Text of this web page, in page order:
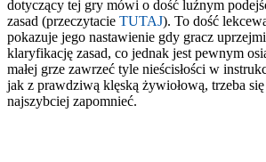
dotyczący tej gry mówi o dość luźnym
zasad (przeczytacie TUTAJ). To dość
pokazuje jego nastawienie gdy gracz
klaryfikację zasad, co jednak jest pewnym
małej grze zawrzeć tyle nieścisłości w
jak z prawdziwą klęską żywiołową, trzeba
najszybciej zapomnieć.